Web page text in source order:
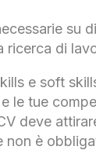
su
ricerca di
e soft
le tue
deve
non è